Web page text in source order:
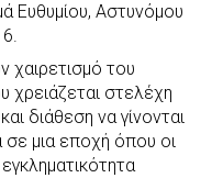
Ευθυμίου, Αστυνόμου
χαιρετισμό του
χρειάζεται στελέχη
διάθεση να γίνονται
σε μια εποχή όπου οι